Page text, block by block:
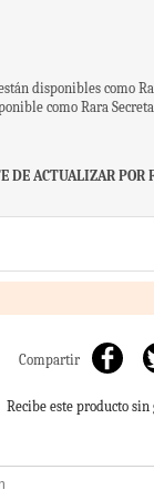
disponibles como
como Rara
DE ACTUALIZAR POR
Compartir
Recibe este producto sin